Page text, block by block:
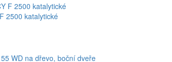
2500 katalytické